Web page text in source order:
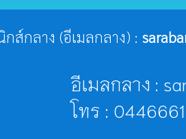
ส์กลาง (อีเมลกลาง) :
อีเมลกลาง :
โทร :